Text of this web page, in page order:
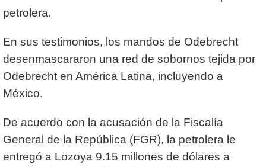
petrolera.
En sus testimonios, los mandos de Odebrecht
desenmascararon una red de sobornos tejida por
Odebrecht en América Latina, incluyendo a
México.
De acuerdo con la acusación de la Fiscalía
General de la República (FGR), la petrolera le
entregó a Lozoya 9.15 millones de dólares a